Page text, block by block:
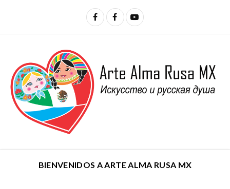
BIENVENIDOS A ARTE ALMA RUSA MX